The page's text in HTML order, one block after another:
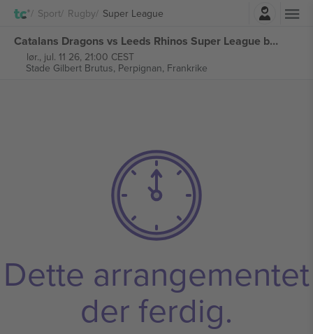
Sport Rugby Super League
Catalans Dragons vs Leeds Rhinos Super League billetter
lør., jul. 11 26, 21:00 CEST
Stade Gilbert Brutus, Perpignan, Frankrike
Dette arrangementet
der ferdig.